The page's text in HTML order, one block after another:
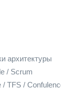
архитектуры
/ Scrum
TFS /